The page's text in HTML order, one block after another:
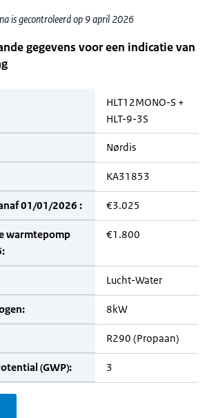
is gecontroleerd op 9 april 2026
gegevens voor een indicatie van
HLT12MONO-S +
HLT-9-3S
Nørdis
KA31853
01/01/2026 : €3.025
warmtepomp
€1.800
Lucht-Water
8kW
R290 (Propaan)
(GWP): 3